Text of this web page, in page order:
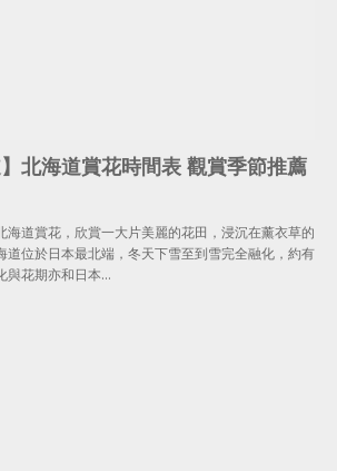
】北海道賞花時間表 觀賞季節推薦
海道賞花，欣賞一大片美麗的花田，浸沉在薰衣草的
道位於日本最北端，冬天下雪至到雪完全融化，約有
與花期亦和日本…